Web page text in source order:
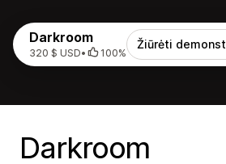
Darkroom
320 $ USD• 100%
Žiūrėti
Darkroom